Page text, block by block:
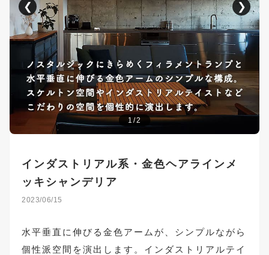
1/2
❮ ❯
インダストリアル系・金色ヘアラインメ
ッキシャンデリア
2023/06/15
水平垂直に伸びる金色アームが、シンプルながら
個性派空間を演出します。インダストリアルテイ